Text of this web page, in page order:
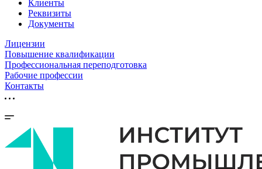
Клиенты
Реквизиты
Документы
Лицензии
Повышение квалификации
Профессиональная переподготовка
Рабочие профессии
Контакты